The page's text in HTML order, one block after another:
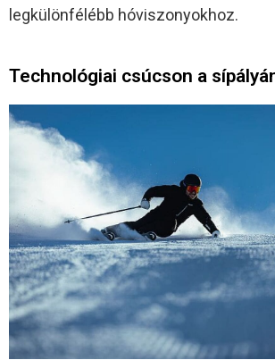
legkülönfélébb hóviszonyokhoz.
Technológiai csúcson a